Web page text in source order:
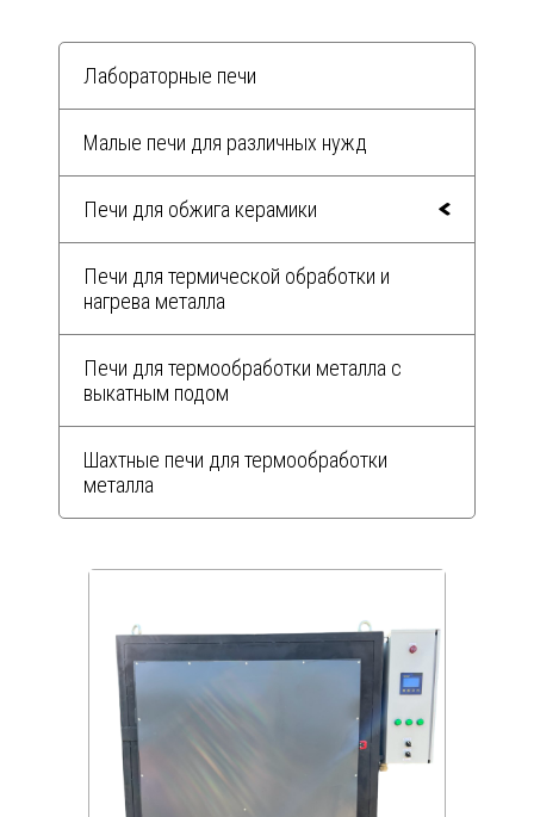
Лабораторные печи
Малые печи для различных нужд
Печи для обжига керамики
Печи для термической обработки и
нагрева металла
Печи для термообработки металла с
выкатным подом
Шахтные печи для термообработки
металла